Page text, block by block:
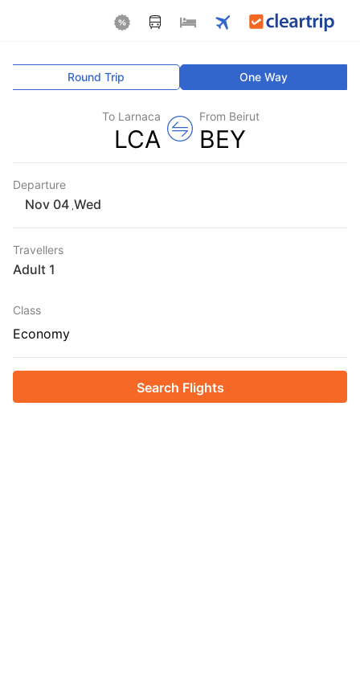
One Way
Round Trip
From Beirut
BEY
To Larnaca
LCA
Departure
Wed
Travellers
1 Adult
Class
Economy